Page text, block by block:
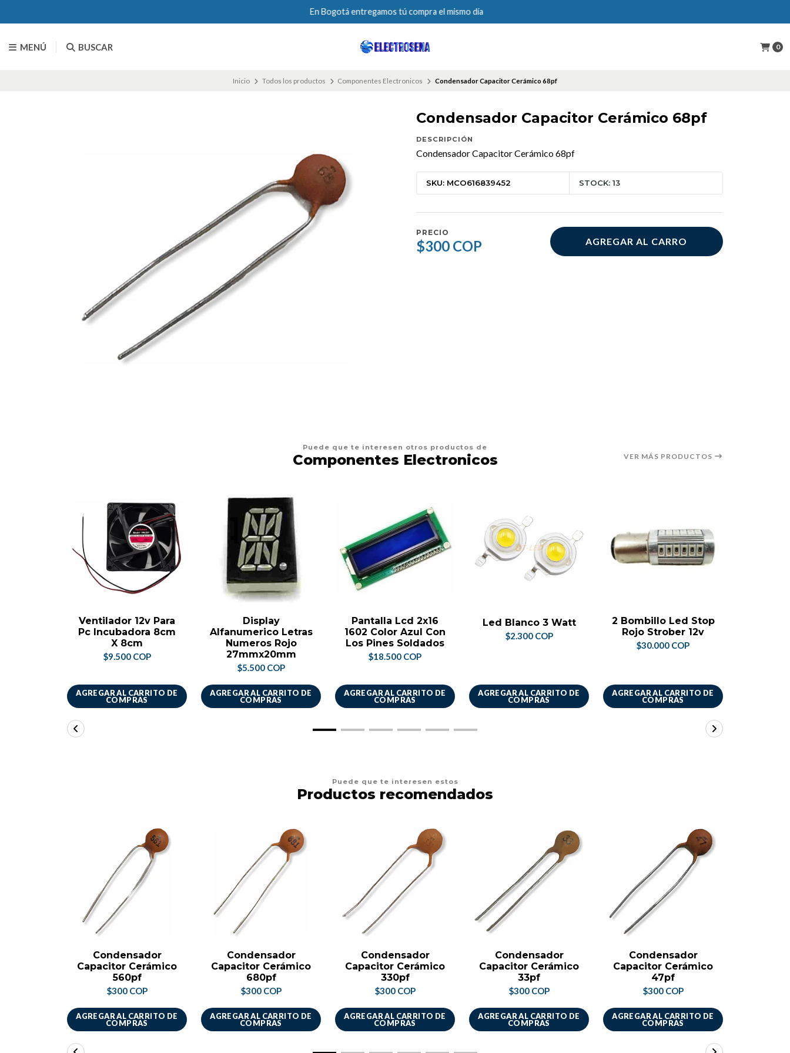
MENÚ BUSCAR 0
En Bogotá entregamos tú compra el mismo día
Inicio Todos los productos Componentes Electronicos Condensador Capacitor Cerámico 68pf
Condensador Capacitor Cerámico 68pf
DESCRIPCIÓN
Condensador Capacitor Cerámico 68pf
SKU: MCO616839452 STOCK: 13
PRECIO
$300 COP AGREGAR AL CARRO
Puede que te interesen otros productos de
Componentes Electronicos VER MÁS PRODUCTOS
Ventilador 12v Para
Pc Incubadora 8cm
X 8cm
$9.500 COP
AGREGAR AL CARRITO DE
COMPRAS
Display
Alfanumerico Letras
Numeros Rojo
27mmx20mm
$5.500 COP
AGREGAR AL CARRITO DE
COMPRAS
Pantalla Lcd 2x16
1602 Color Azul Con
Los Pines Soldados
$18.500 COP
AGREGAR AL CARRITO DE
COMPRAS
Led Blanco 3 Watt
$2.300 COP
AGREGAR AL CARRITO DE
COMPRAS
2 Bombillo Led Stop
Rojo Strober 12v
$30.000 COP
AGREGAR AL CARRITO DE
COMPRAS
Puede que te interesen estos
Productos recomendados
Condensador
Capacitor Cerámico
560pf
$300 COP
AGREGAR AL CARRITO DE
COMPRAS
Condensador
Capacitor Cerámico
680pf
$300 COP
AGREGAR AL CARRITO DE
COMPRAS
Condensador
Capacitor Cerámico
330pf
$300 COP
AGREGAR AL CARRITO DE
COMPRAS
Condensador
Capacitor Cerámico
33pf
$300 COP
AGREGAR AL CARRITO DE
COMPRAS
Condensador
Capacitor Cerámico
47pf
$300 COP
AGREGAR AL CARRITO DE
COMPRAS